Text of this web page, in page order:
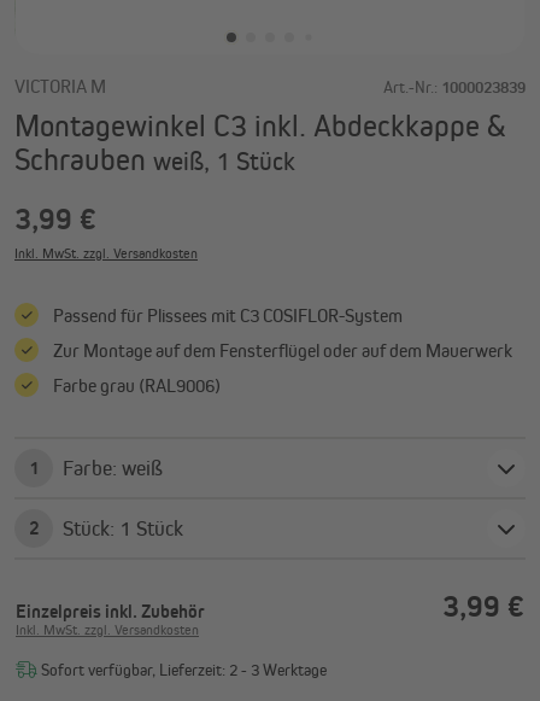
VICTORIA M Art.-Nr.: 1000023839
Montagewinkel C3 inkl. Abdeckkappe &
Schrauben weiß, 1 Stück
3,99 €
Inkl. MwSt. zzgl. Versandkosten
Passend für Plissees mit C3 COSIFLOR-System
Zur Montage auf dem Fensterflügel oder auf dem Mauerwerk
Farbe grau (RAL9006)
1 Farbe: weiß
2 Stück: 1 Stück
Einzelpreis inkl. Zubehör 3,99 €
Inkl. MwSt. zzgl. Versandkosten
Sofort verfügbar, Lieferzeit: 2 - 3 Werktage